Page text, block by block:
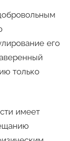
его
только
имеет